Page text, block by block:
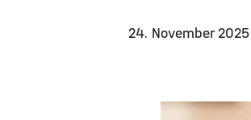
24. November 2025